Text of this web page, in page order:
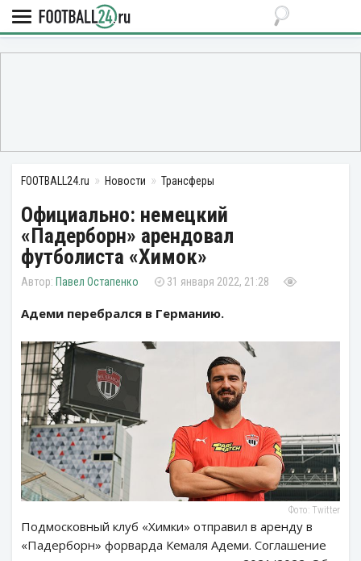
FOOTBALL24.ru Новости Трансферы
Официально: немецкий
«Падерборн» арендовал
футболиста «Химок»
Павел Остапенко 31 января 2022, 21:28
Адеми перебрался в Германию.
Фото: Twitter
Подмосковный клуб «Химки» отправил в аренду в
«Падерборн» форварда Кемаля Адеми. Соглашение